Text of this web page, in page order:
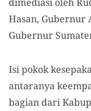
Hasan, Gubernur
Gubernur
Isi pokok
antaranya
bagian dari